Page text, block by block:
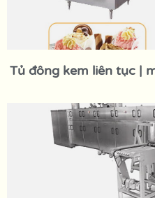
Tủ đông kem liên tục |